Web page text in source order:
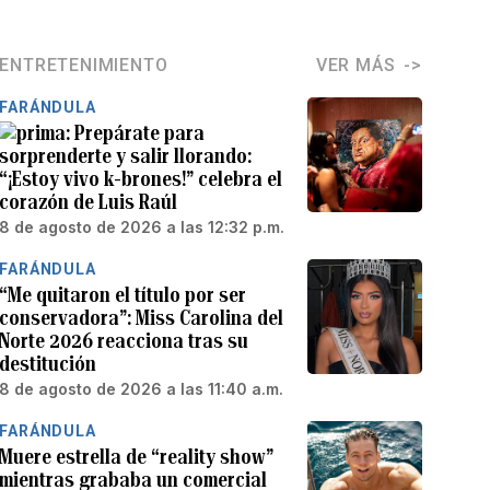
ENTRETENIMIENTO VER MÁS
FARÁNDULA
Prepárate para
sorprenderte y salir llorando:
“¡Estoy vivo k-brones!” celebra el
corazón de Luis Raúl
8 de agosto de 2026 a las 12:32 p.m.
FARÁNDULA
“Me quitaron el título por ser
conservadora”: Miss Carolina del
Norte 2026 reacciona tras su
destitución
8 de agosto de 2026 a las 11:40 a.m.
FARÁNDULA
Muere estrella de “reality show”
mientras grababa un comercial